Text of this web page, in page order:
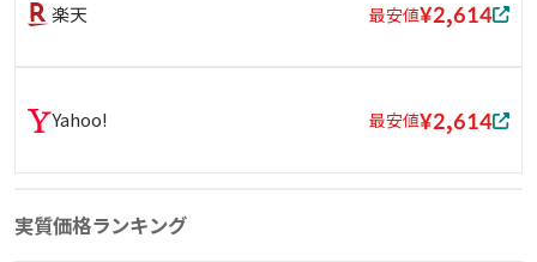
楽天 最安値¥2,614
Yahoo! 最安値¥2,614
実質価格ランキング